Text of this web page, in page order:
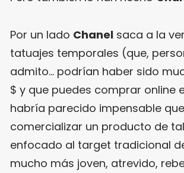
Por un lado Chanel saca a la
tatuajes temporales (que,
admito… podrían haber sido
$ y que puedes comprar online
habría parecido impensable
comercializar un producto de
enfocado al target tradicional
mucho más joven, atrevido,